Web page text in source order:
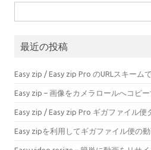
索:
最近の投稿
Easy zip / Easy zip Pro のURLスキーム
Easy zip – 画像をカメラロールへコピー
Easy zip / Easy zip Pro ギガファイル便
Easy zipを利用してギガファイル便の